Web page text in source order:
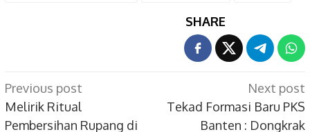
SHARE
Post
navigation
Previous post
Melirik Ritual
Pembersihan Rupang di
Next post
Tekad Formasi Baru PKS
Banten : Dongkrak